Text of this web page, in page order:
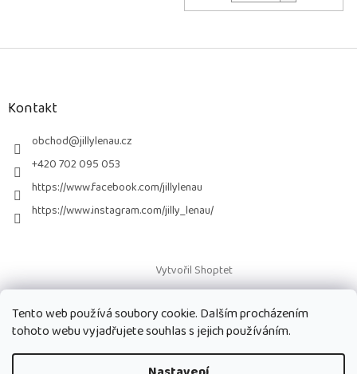
Tento web používá soubory cookie. Dalším procházením
tohoto webu vyjadřujete souhlas s jejich používáním.
Z
Kontakt
obchod@jillylenau.cz
+420 702 095 053
https://www.facebook.com/jillylenau
https://www.instagram.com/jilly_lenau/
Vytvořil Shoptet
Copyright 2026Paruky Jilly Lenau s.r.o.. Všechna práva vyhrazena.